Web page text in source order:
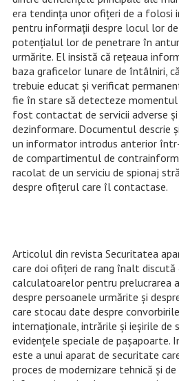
era tendința unor ofițeri de a folosi
pentru informații despre locul lor
potențialul lor de penetrare în
urmărite. El insistă că rețeaua
baza graficelor lunare de întâlniri,
trebuie educat și verificat
fie în stare să detecteze
fost contactat de servicii adverse
dezinformare. Documentul descrie
un informator introdus anterior
de compartimentul de
racolat de un serviciu de spionaj
despre ofițerul care îl contactase.
Articolul din revista Securitatea
care doi ofițeri de rang înalt discută
calculatoarelor pentru prelucrarea
despre persoanele urmărite și
care stocau date despre
internaționale, intrările și ieșirile de
evidențele speciale de pașapoarte.
este a unui aparat de securitate
proces de modernizare tehnică și